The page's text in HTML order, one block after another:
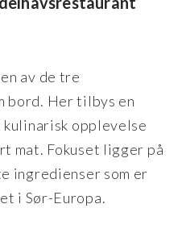
av de tre
bord. Her tilbys en
opplevelse
mat. Fokuset ligger på
ingredienser som er
i Sør-Europa.